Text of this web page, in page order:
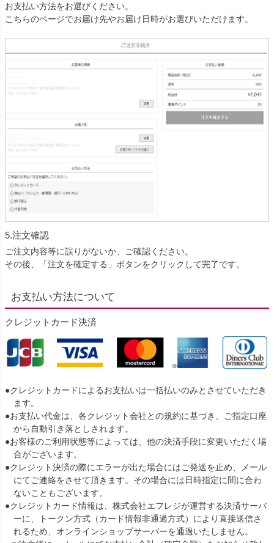
お支払い方法をお選びください。
こちらのページでお届け先やお届け日時がお選びいただけます。
5.注文確認
ご注文内容等に誤りがないか、ご確認ください。
その後、「注文を確定する」ボタンをクリックして完了です。
お支払い方法について
クレジットカード決済
●クレジットカードによるお支払いは一括払いのみとさせていただき
ます。
●お支払い代金は、各クレジット会社との規約に基づき、ご指定口座
から自動引き落としされます。
●お客様のご利用状態等によっては、他の決済手段に変更いただく場
合がございます。
●クレジット決済の際にエラーが出た場合にはご発送を止め、メール
にてご連絡をさせて頂きます。その場合には日時指定に間に合わ
ないこともございます。
●クレジットカード情報は、株式会社エフレジが運営する決済サーバ
ーに、トークン方式（カード情報非通過方式）により直接送信さ
れるため、オンラインショップサーバーを通過いたしません。